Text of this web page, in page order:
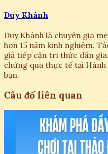
Duy Khánh
Duy Khánh là chuyên gia
hơn 15 năm kinh nghiệm.
giả tiếp cận tri thức dân
chứng qua thực tế tại
bạn.
Câu đố liên quan